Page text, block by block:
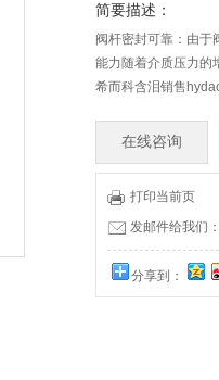
简要描述：
阀杆密封可靠：由于
能力随着介质压力的
希而科含泪销售
在线咨询
打印当前页
发邮件给我们
分享到：